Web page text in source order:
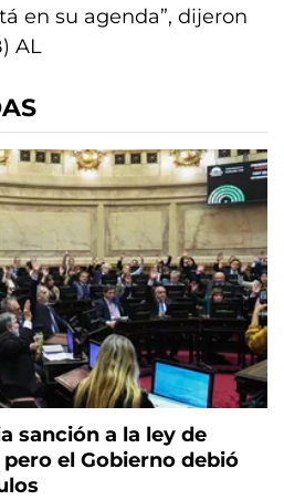
en su agenda”, dijeron
AL
sanción a la ley de
el Gobierno debió